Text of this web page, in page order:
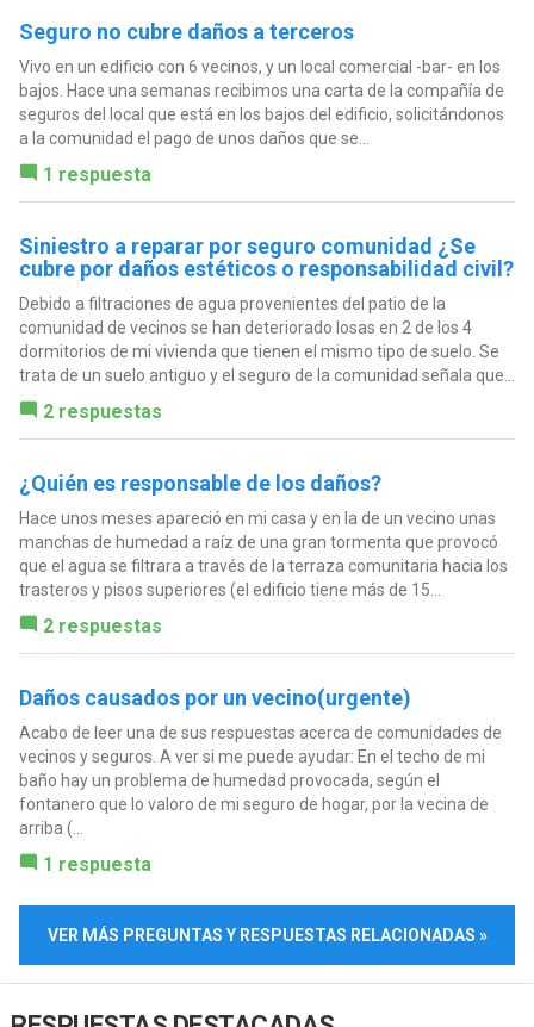
Seguro no cubre daños a terceros
Vivo en un edificio con 6 vecinos, y un local comercial -bar- en los
bajos. Hace una semanas recibimos una carta de la compañía de
seguros del local que está en los bajos del edificio, solicitándonos
a la comunidad el pago de unos daños que se...
1 respuesta
Siniestro a reparar por seguro comunidad ¿Se
cubre por daños estéticos o responsabilidad civil?
Debido a filtraciones de agua provenientes del patio de la
comunidad de vecinos se han deteriorado losas en 2 de los 4
dormitorios de mi vivienda que tienen el mismo tipo de suelo. Se
trata de un suelo antiguo y el seguro de la comunidad señala que...
2 respuestas
¿Quién es responsable de los daños?
Hace unos meses apareció en mi casa y en la de un vecino unas
manchas de humedad a raíz de una gran tormenta que provocó
que el agua se filtrara a través de la terraza comunitaria hacia los
trasteros y pisos superiores (el edificio tiene más de 15...
2 respuestas
Daños causados por un vecino(urgente)
Acabo de leer una de sus respuestas acerca de comunidades de
vecinos y seguros. A ver si me puede ayudar: En el techo de mi
baño hay un problema de humedad provocada, según el
fontanero que lo valoro de mi seguro de hogar, por la vecina de
arriba (...
1 respuesta
VER MÁS PREGUNTAS Y RESPUESTAS RELACIONADAS »